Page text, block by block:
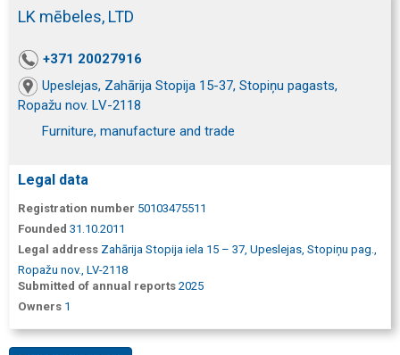
LK mēbeles, LTD
+371 20027916
Upeslejas, Zahārija Stopija 15-37, Stopiņu pagasts,
Ropažu nov. LV-2118
Furniture, manufacture and trade
Legal data
Registration number 50103475511
Founded 31.10.2011
Legal address Zahārija Stopija iela 15 – 37, Upeslejas, Stopiņu pag.,
Ropažu nov., LV-2118
Submitted of annual reports 2025
Owners 1